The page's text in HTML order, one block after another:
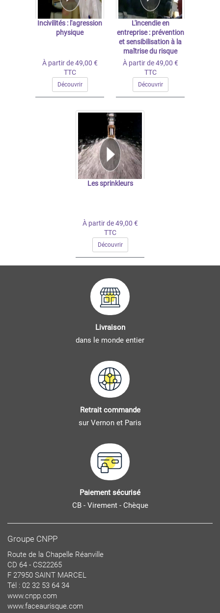
Incivilités : l'agression
physique
À partir de 49,00 €
TTC
Découvrir
L'incendie en
entreprise : prévention
et sensibilisation à la
maîtrise du risque
À partir de 49,00 €
TTC
Découvrir
Les sprinkleurs
À partir de 49,00 €
TTC
Découvrir
Livraison
dans le monde entier
Retrait commande
sur Vernon et Paris
Paiement sécurisé
CB - Virement - Chèque
Groupe CNPP
Route de la Chapelle Réanville
CD 64 - CS22265
F 27950 SAINT MARCEL
Tél : 02 32 53 64 34
www.cnpp.com
www.faceaurisque.com